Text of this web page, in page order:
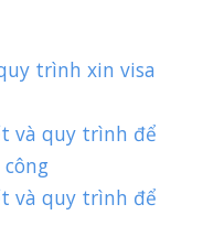
trình xin visa
và quy trình để
và quy trình để